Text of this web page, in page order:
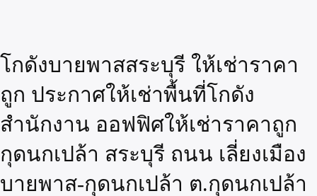
โกดังบายพาสสระบุรี ให้เช่าราคา
ถูก ประกาศให้เช่าพื้นที่โกดัง
สำนักงาน ออฟฟิศให้เช่าราคาถูก
กุดนกเปล้า สระบุรี ถนน เลี่ยงเมือง
บายพาส-กุดนกเปล้า ต.กุดนกเปล้า